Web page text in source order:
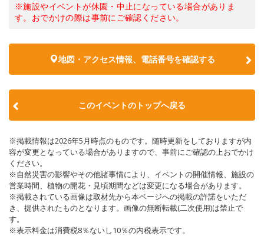
※施設やイベントが休園・中止になっている場合がありま
す。おでかけの際は事前にご確認ください。
地図・アクセス情報、電話番号を確認する
このイベントのトップへ戻る
※掲載情報は2026年5月時点のものです。随時更新をしておりますが内
容が変更となっている場合がありますので、事前にご確認の上おでかけ
ください。
※自然災害の影響やその他諸事情により、イベントの開催情報、施設の
営業時間、植物の開花・見頃期間などは変更になる場合があります。
※掲載されている画像は取材先から本ページへの掲載の許諾をいただ
き、提供されたものとなります。画像の無断転載(二次使用)は禁止で
す。
※表示料金は消費税8％ないし10％の内税表示です。